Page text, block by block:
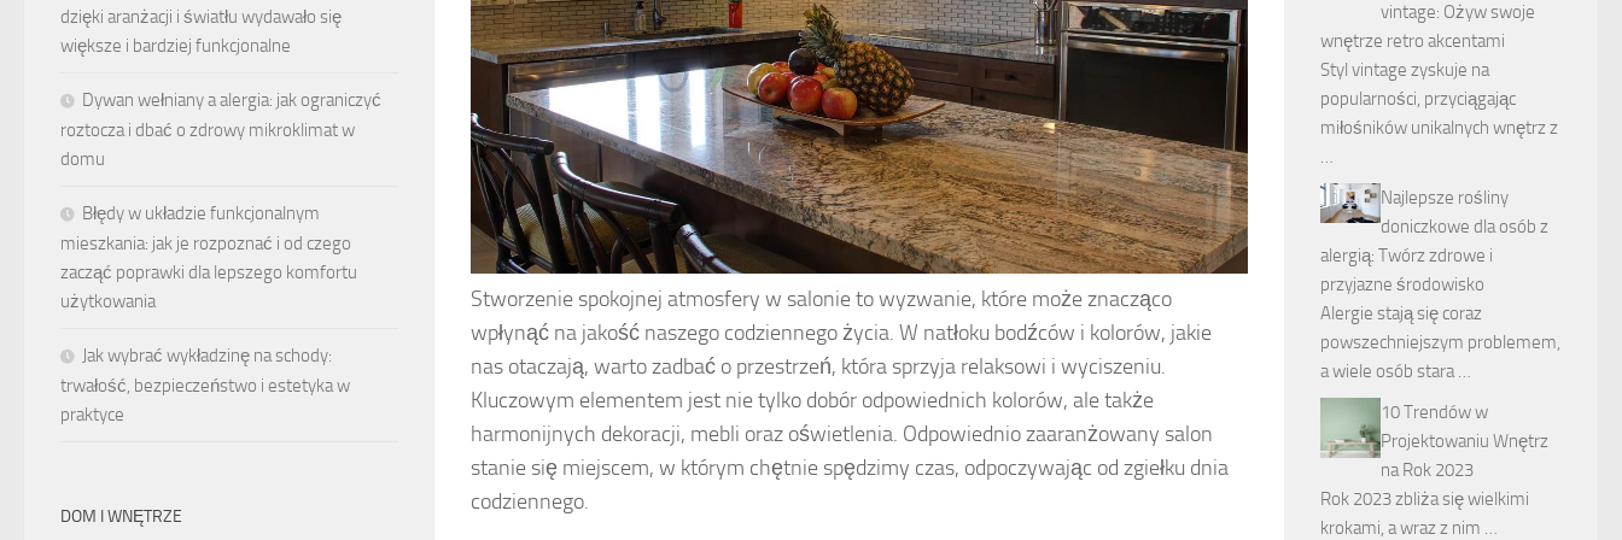
Stworzenie spokojnej atmosfery w salonie to wyzwanie, które może znacząco
wpłynąć na jakość naszego codziennego życia. W natłoku bodźców i kolorów, jakie
nas otaczają, warto zadbać o przestrzeń, która sprzyja relaksowi i wyciszeniu.
Kluczowym elementem jest nie tylko dobór odpowiednich kolorów, ale także
harmonijnych dekoracji, mebli oraz oświetlenia. Odpowiednio zaaranżowany salon
stanie się miejscem, w którym chętnie spędzimy czas, odpoczywając od zgiełku dnia
codziennego.
dzięki aranżacji i światłu wydawało się
większe i bardziej funkcjonalne
Dywan wełniany a alergia: jak ograniczyć
roztocza i dbać o zdrowy mikroklimat w
domu
Błędy w układzie funkcjonalnym
mieszkania: jak je rozpoznać i od czego
zacząć poprawki dla lepszego komfortu
użytkowania
Jak wybrać wykładzinę na schody:
trwałość, bezpieczeństwo i estetyka w
praktyce
DOM I WNĘTRZE
vintage: Ożyw swoje
wnętrze retro akcentami
Styl vintage zyskuje na
popularności, przyciągając
miłośników unikalnych wnętrz z
…
Najlepsze rośliny
doniczkowe dla osób z
alergią: Twórz zdrowe i
przyjazne środowisko
Alergie stają się coraz
powszechniejszym problemem,
a wiele osób stara …
10 Trendów w
Projektowaniu Wnętrz
na Rok 2023
Rok 2023 zbliża się wielkimi
krokami, a wraz z nim …